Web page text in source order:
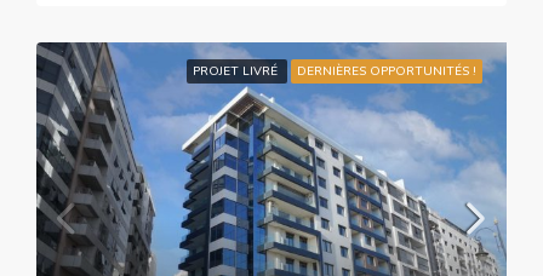
PROJET LIVRÉ DERNIÈRES OPPORTUNITÉS !